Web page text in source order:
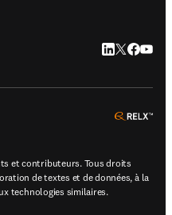
LinkedIn
Twitter
et contributeurs. Tous droits
de textes et de données, à la
technologies similaires.